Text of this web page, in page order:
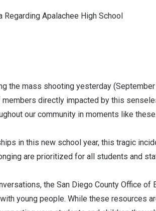
Apalachee High School
mass shooting yesterday (September
directly impacted by this
our community in moments like these.
in this new school year, this tragic
are prioritized for all students and
the San Diego County Office
young people. While these resources